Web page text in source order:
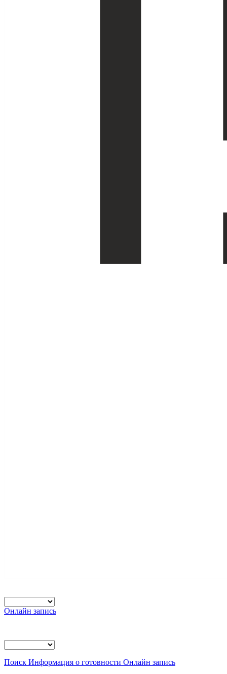
Онлайн запись
Поиск Информация о готовности Онлайн запись